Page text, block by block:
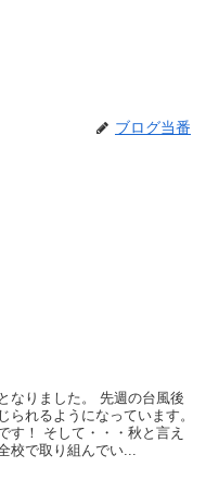
ブログ当番
なりました。 先週の台風後
られるようになっています。
す！ そして・・・秋と言え
校で取り組んでい...